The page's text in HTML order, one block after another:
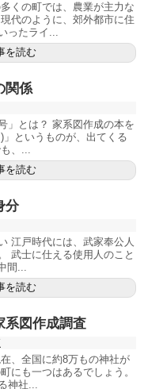
くの町では、農業が主力な
代のように、郊外都市に住
ったライ...
を読む
関係
」とは？ 家系図作成の本を
」というものが、出てくる
、...
を読む
分
江戸時代には、武家奉公人
武士に仕える使用人のこと
間...
を読む
系図作成調査
、全国に約8万もの神社が
にも一つはあるでしょう。
神社...